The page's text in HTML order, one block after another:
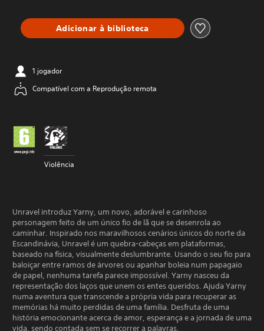
Adicionar à biblioteca
1 jogador
Compatível com a Reprodução remota
Violência
Unravel introduz Yarny, um novo, adorável e carinhoso
personagem feito de um único fio de lã que se desenrola ao
caminhar. Inspirado nos maravilhosos cenários únicos do norte da
Escandinávia, Unravel é um quebra-cabeças em plataformas,
baseado na física, visualmente deslumbrante. Usando o seu fio para
baloiçar entre ramos de árvores ou apanhar boleia num papagaio
de papel, nenhuma tarefa parece impossível. Yarny nasceu da
representação dos laços que unem os entes queridos. Ajuda Yarny
numa aventura que transcende a própria vida para recuperar as
memórias há muito perdidas de uma família. Desfruta de uma
história emocionante acerca de amor, esperança e a jornada de uma
vida, sendo contada sem se recorrer a palavras.